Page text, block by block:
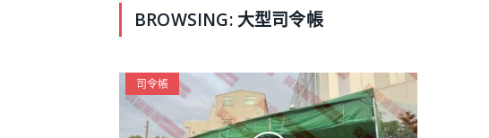
BROWSING:大型司令帳
司令帳